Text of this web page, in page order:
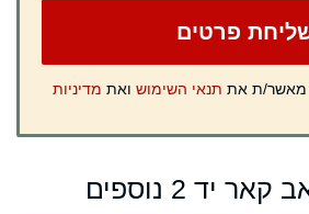
מאשר/ת את תנאי השימוש ואת מדיניות
יד 2 נוספים